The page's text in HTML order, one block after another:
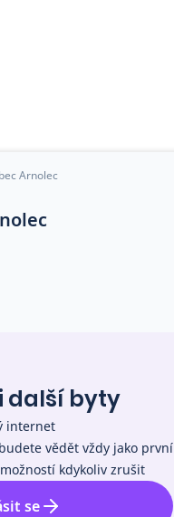
Arnolec
další byty
internet
vědět vždy jako první
kdykoliv zrušit
se